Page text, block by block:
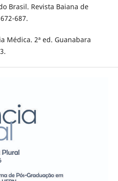
Brasil. Revista Baiana de
687.
Médica. 2ª ed. Guanabara